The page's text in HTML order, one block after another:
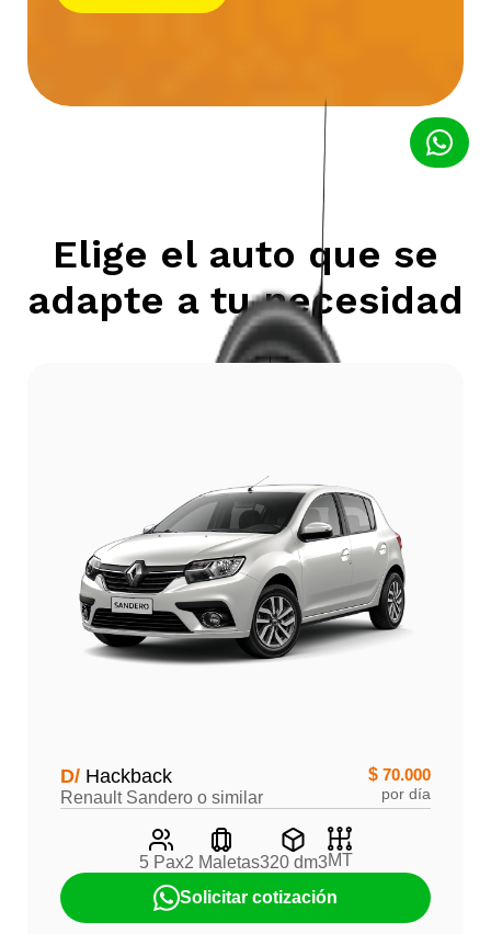
Elige el auto que se
adapte a tu necesidad
D/ Hackback
Renault Sandero o similar
$ 70.000
por día
5 Pax2 Maletas320 dm3MT
Solicitar cotización